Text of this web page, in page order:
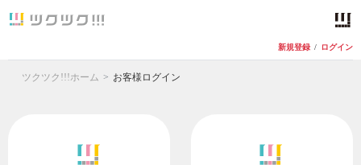
新規登録 / ログイン
ツクツク!!!ホーム お客様ログイン